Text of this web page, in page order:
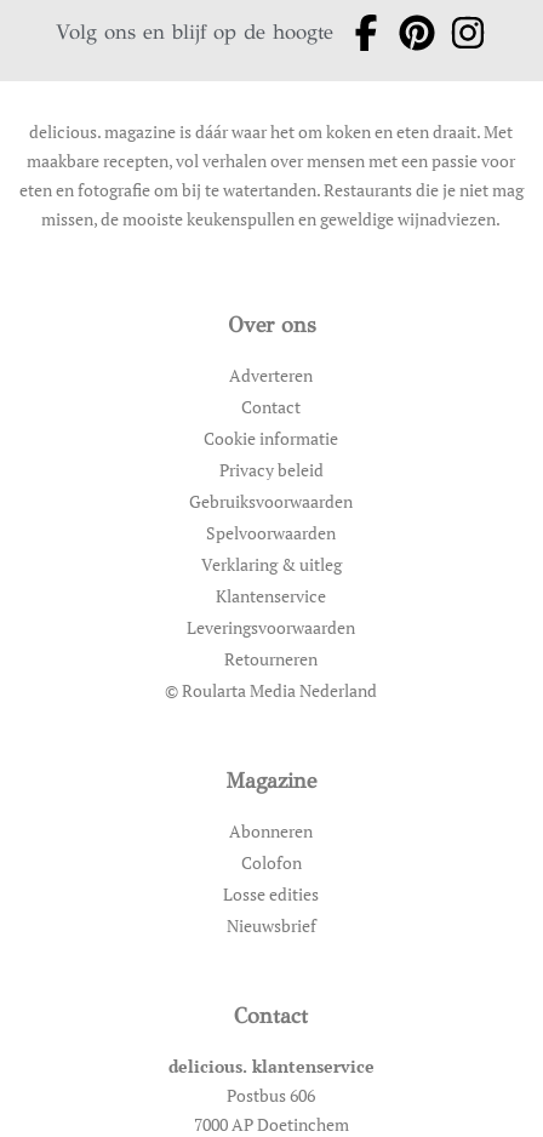
Volg ons en blijf op de hoogte
delicious. magazine is dáár waar het om koken en eten draait. Met
maakbare recepten, vol verhalen over mensen met een passie voor
eten en fotografie om bij te watertanden. Restaurants die je niet mag
missen, de mooiste keukenspullen en geweldige wijnadviezen.
Over ons
Adverteren
Contact
Cookie informatie
Privacy beleid
Gebruiksvoorwaarden
Spelvoorwaarden
Verklaring & uitleg
Klantenservice
Leveringsvoorwaarden
Retourneren
© Roularta Media Nederland
Magazine
Abonneren
Colofon
Losse edities
Nieuwsbrief
Contact
delicious. klantenservice
Postbus 606
7000 AP Doetinchem